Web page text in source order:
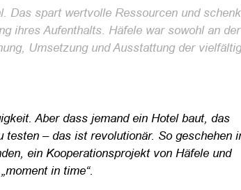
Das spart wertvolle Ressourcen und
ihres Aufenthalts. Häfele war sowohl an der
Umsetzung und Ausstattung der
Aber dass jemand ein Hotel baut, das
testen – das ist revolutionär. So geschehen
ein Kooperationsprojekt von Häfele und
in time“.